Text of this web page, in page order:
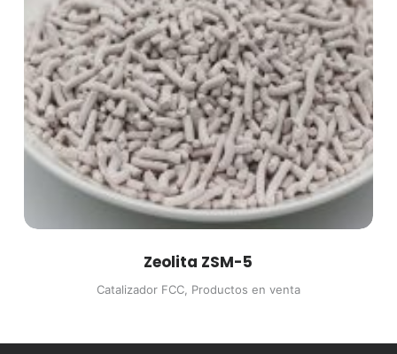
Zeolita ZSM-5
Catalizador FCC, Productos en venta